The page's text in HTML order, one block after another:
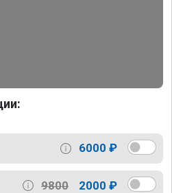
6000 ₽
9800 2000 ₽